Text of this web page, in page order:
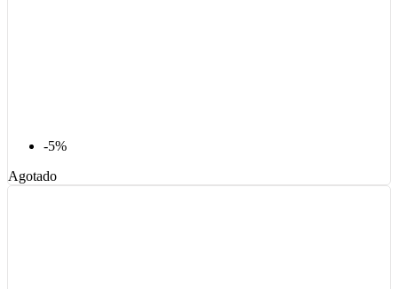
-5%
Agotado